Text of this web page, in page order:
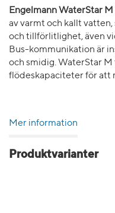
Engelmann WaterStar M
av varmt och kallt
och tillförlitlighet, även
Bus-kommunikation är
och smidig. WaterStar
flödeskapaciteter för att
Mer information
Produktvarianter